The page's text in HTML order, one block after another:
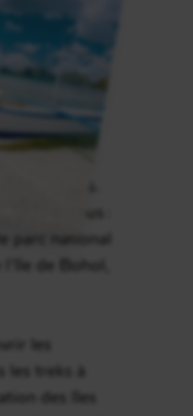
de 7000
Banaue
des
des forêts.
à vous :
parc national
de Bohol,
les
les treks à
des îles